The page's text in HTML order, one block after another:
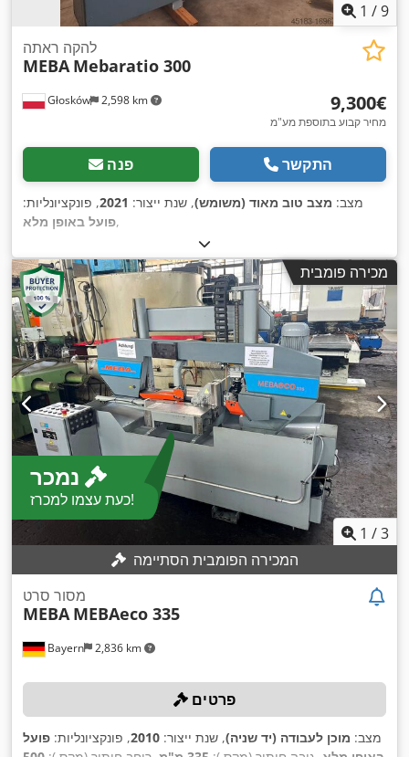
1 /9
Głosków 2,598 km
להקה ראתה
MEBA Mebaratio 300
‏9,300 ‏€
מחיר קבוע בתוספת מע"מ
פנה התקשר
מצב: מצב טוב מאוד (משומש), שנת ייצור: 2021, פונקציונליות:
פועל באופן מלא,
מכירה פומבית
כעת עצמו למכרז!
1 /3
המכירה הפומבית הסתיימה
Bayern 2,836 km
מסור סרט
MEBA MEBAeco 335
פרטים
מצב: מוכן לעבודה (יד שניה), שנת ייצור: 2010, פונקציונליות: פועל